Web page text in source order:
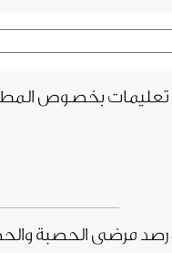
تعليمات بخصوص
رصد مرضى الحصبة